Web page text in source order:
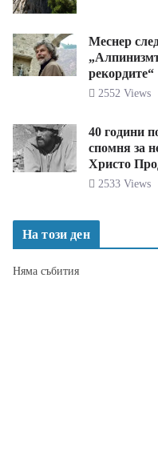
Меснер
рекордите“
2552 Views
40 години
спомня за
Христо
2533 Views
На този ден
Няма събития